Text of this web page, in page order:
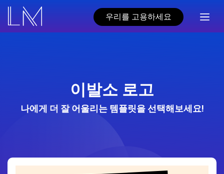
우리를 고용하세요
이발소 로고
나에게 더 잘 어울리는 템플릿을 선택해보세요!